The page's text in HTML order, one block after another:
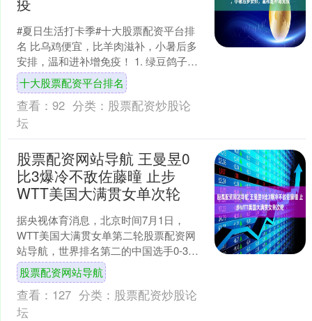
#夏日生活打卡季#​十大股票配资平台排
名 比乌鸡便宜，比羊肉滋补，小暑后多
安排，温和进补增免疫！ 1. 绿豆鸽子汤
食材 鸽子、绿豆、无花果、莲子、百
合、陈皮、....
十大股票配资平台排名
查看： 92 分类： 股票配资炒股论
坛
股票配资网站导航 王曼昱0
比3爆冷不敌佐藤曈 止步
WTT美国大满贯女单次轮
据央视体育消息，北京时间7月1日，
WTT美国大满贯女单第二轮股票配资网
站导航，世界排名第二的中国选手0-3不
敌世界排名第21位的日本削球手佐藤
曈，遗憾出局。三局....
股票配资网站导航
查看： 127 分类： 股票配资炒股论
坛